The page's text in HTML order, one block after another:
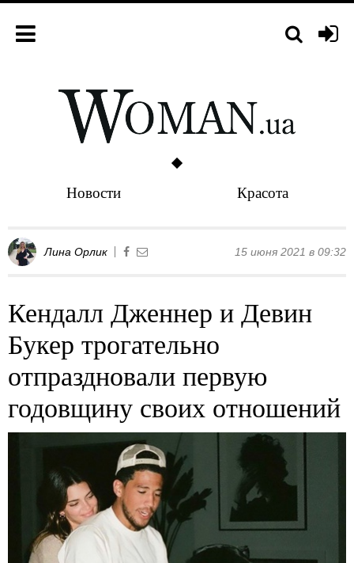
Новости Красота
Лина Орлик 15 июня 2021 в 09:32
Кендалл Дженнер и Девин
Букер трогательно
отпраздновали первую
годовщину своих отношений